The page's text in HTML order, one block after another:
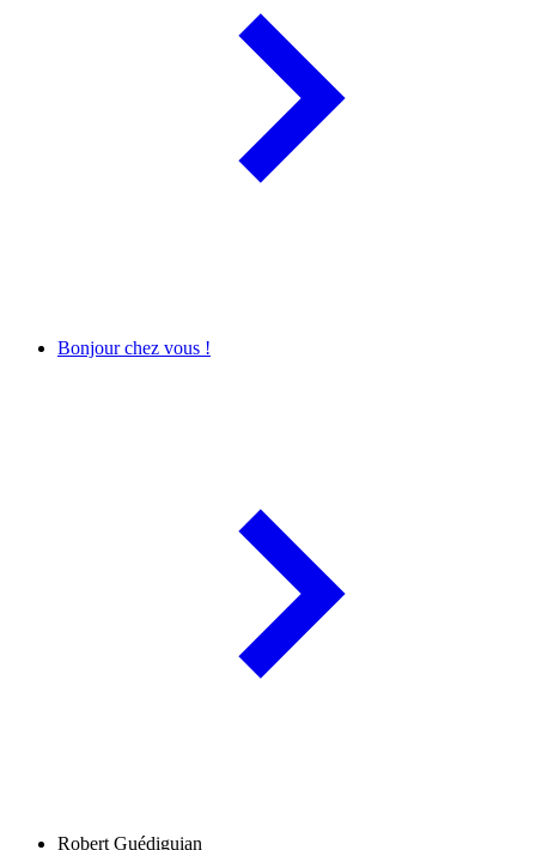
Bonjour chez vous !
Robert Guédiguian